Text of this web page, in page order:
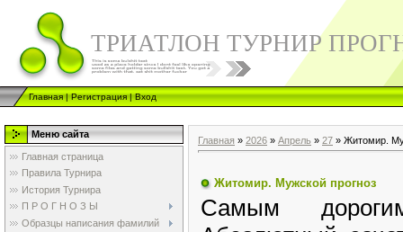
ТРИАТЛОН ТУРНИР
Главная|Регистрация|Вход
Меню сайта
Главная страница
Правила Турнира
История Турнира
П Р О Г Н О З Ы
Образцы написания фамилий
Главная » 2026 » Апрель » 27 » Житомир.
Житомир. Мужской прогноз
Самым